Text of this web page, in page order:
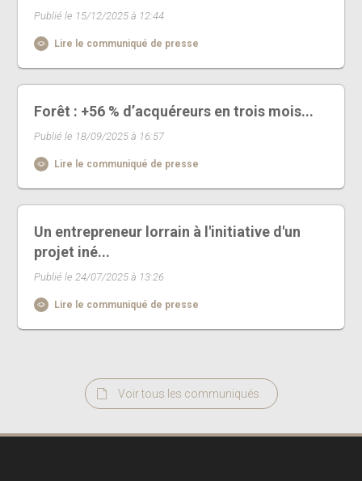
Publié le 15/12/2025 à 12:44
Lire le communiqué de presse
Forêt : +56 % d’acquéreurs en trois mois...
Publié le 18/09/2025 à 16:57
Lire le communiqué de presse
Un entrepreneur lorrain à l'initiative d'un
projet iné...
Publié le 24/07/2025 à 13:26
Lire le communiqué de presse
Voir tous les communiqués